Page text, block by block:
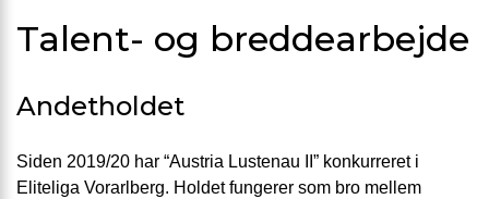
Talent- og breddearbejde
Andetholdet
Siden 2019/20 har “Austria Lustenau II” konkurreret i
Eliteliga Vorarlberg. Holdet fungerer som bro mellem